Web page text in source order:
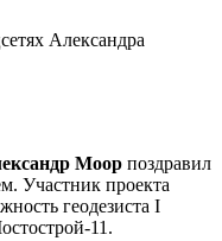
Александра
Моор поздравил
Участник проекта
геодезиста I
11.